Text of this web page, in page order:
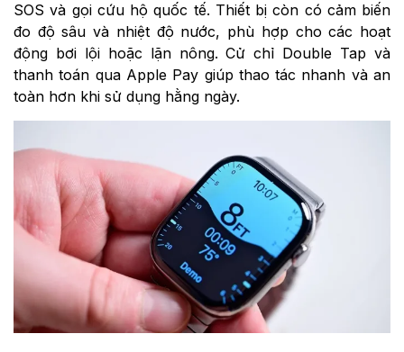
SOS và gọi cứu hộ quốc tế. Thiết bị còn có cảm biến
đo độ sâu và nhiệt độ nước, phù hợp cho các hoạt
động bơi lội hoặc lặn nông. Cử chỉ Double Tap và
thanh toán qua Apple Pay giúp thao tác nhanh và an
toàn hơn khi sử dụng hằng ngày.